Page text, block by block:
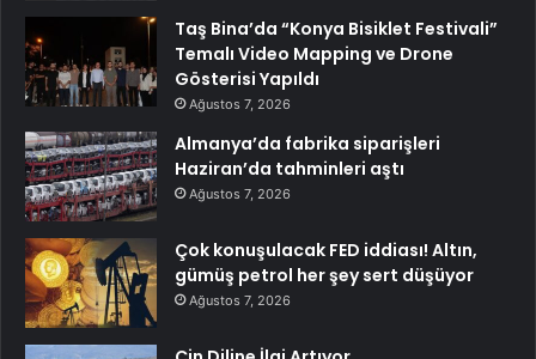
Taş Bina’da “Konya Bisiklet Festivali”
Temalı Video Mapping ve Drone
Gösterisi Yapıldı
Ağustos 7, 2026
Almanya’da fabrika siparişleri
Haziran’da tahminleri aştı
Ağustos 7, 2026
Çok konuşulacak FED iddiası! Altın,
gümüş petrol her şey sert düşüyor
Ağustos 7, 2026